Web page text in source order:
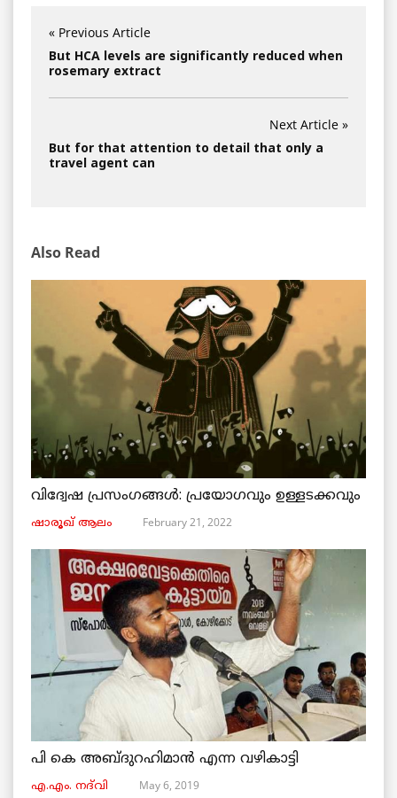
« Previous Article
But HCA levels are significantly reduced when
rosemary extract
Next Article »
But for that attention to detail that only a
travel agent can
Also Read
വിദ്വേഷ പ്രസംഗങ്ങൾ: പ്രയോഗവും ഉള്ളടക്കവും
ഷാരൂഖ് ആലം February 21, 2022
പി കെ അബ്ദുറഹിമാൻ എന്ന വഴികാട്ടി
എ.എം. നദ്‌വി May 6, 2019